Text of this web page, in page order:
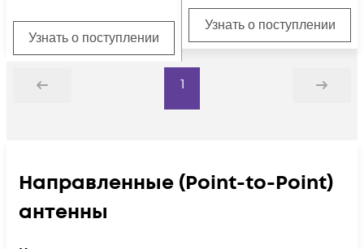
Узнать о поступлении
Узнать о поступлении
Назад
1
Дальше
Направленные (Point-to-Point)
антенны